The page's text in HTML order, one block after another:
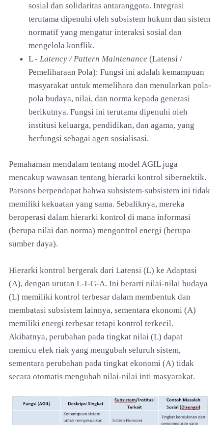
sosial dan solidaritas antaranggota. Integrasi
terutama dipenuhi oleh subsistem hukum dan sistem
normatif yang mengatur interaksi sosial dan
mengelola konflik.
L - Latency / Pattern Maintenance (Latensi /
Pemeliharaan Pola): Fungsi ini adalah kemampuan
masyarakat untuk memelihara dan menularkan pola-
pola budaya, nilai, dan norma kepada generasi
berikutnya. Fungsi ini terutama dipenuhi oleh
institusi keluarga, pendidikan, dan agama, yang
berfungsi sebagai agen sosialisasi.
Pemahaman mendalam tentang model AGIL juga
mencakup wawasan tentang hierarki kontrol sibernektik.
Parsons berpendapat bahwa subsistem-subsistem ini tidak
memiliki kekuatan yang sama. Sebaliknya, mereka
beroperasi dalam hierarki kontrol di mana informasi
(berupa nilai dan norma) mengontrol energi (berupa
sumber daya).
Hierarki kontrol bergerak dari Latensi (L) ke Adaptasi
(A), dengan urutan L-I-G-A. Ini berarti nilai-nilai budaya
(L) memiliki kontrol terbesar dalam membentuk dan
membatasi subsistem lainnya, sementara ekonomi (A)
memiliki energi terbesar tetapi kontrol terkecil.
Akibatnya, perubahan pada tingkat nilai (L) dapat
memicu efek riak yang mengubah seluruh sistem,
sementara perubahan pada tingkat ekonomi (A) tidak
secara otomatis mengubah nilai-nilai inti masyarakat.